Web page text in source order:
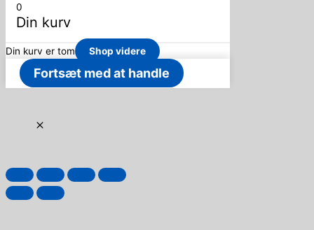
0
Din kurv
Din kurv er tom Shop videre
Fortsæt med at handle